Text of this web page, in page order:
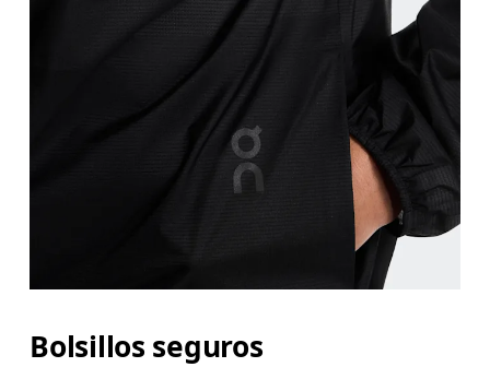
Bolsillos seguros